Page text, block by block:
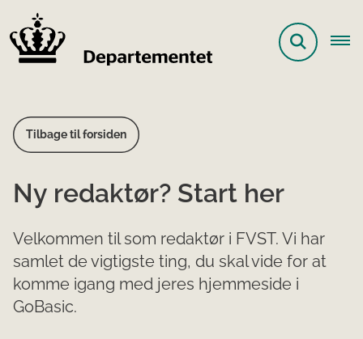
Tilbage til forsiden
Ny redaktør? Start her
Velkommen til som redaktør i FVST. Vi har
samlet de vigtigste ting, du skal vide for at
komme igang med jeres hjemmeside i
GoBasic.